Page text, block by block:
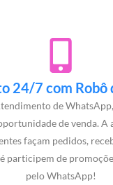
24/7 com Robô
de
de venda. A
façam pedidos,
participem de
pelo WhatsApp!